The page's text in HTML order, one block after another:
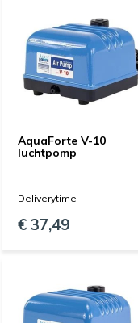
AquaForte V-10
luchtpomp
Deliverytime
€ 37,49